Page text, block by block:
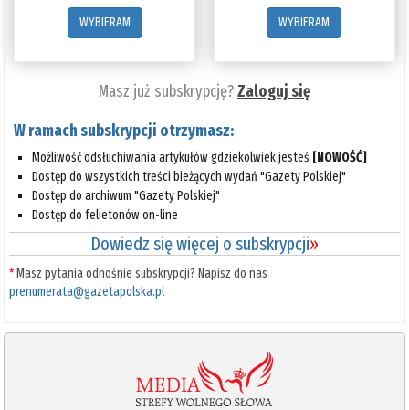
WYBIERAM
WYBIERAM
Masz już subskrypcję?Zaloguj się
W ramach subskrypcji otrzymasz:
Możliwość odsłuchiwania artykułów gdziekolwiek jesteś [NOWOŚĆ]
Dostęp do wszystkich treści bieżących wydań "Gazety Polskiej"
Dostęp do archiwum "Gazety Polskiej"
Dostęp do felietonów on-line
Dowiedz się więcej o subskrypcji»
*Masz pytania odnośnie subskrypcji? Napisz do nas
prenumerata@gazetapolska.pl